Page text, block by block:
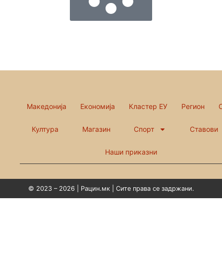
Македонија Економија Кластер ЕУ Регион
Култура Магазин Спорт Ставови
Наши приказни
© 2023 – 2026 | Рацин.мк | Сите права се задржани.